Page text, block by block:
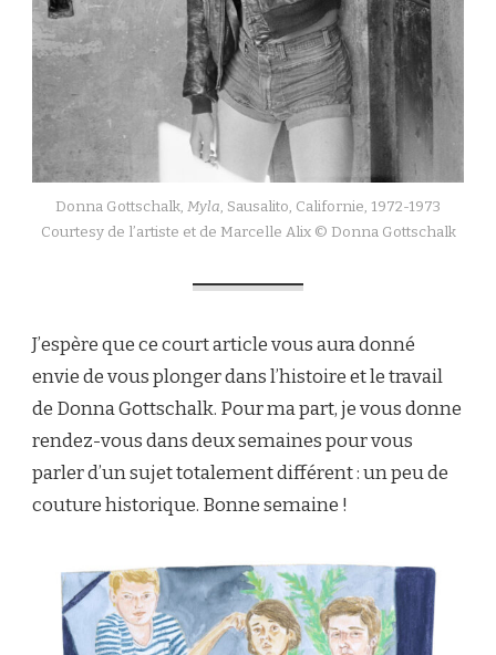
Donna Gottschalk, Myla, Sausalito, Californie, 1972-1973
Courtesy de l’artiste et de Marcelle Alix © Donna Gottschalk
J’espère que ce court article vous aura donné
envie de vous plonger dans l’histoire et le travail
de Donna Gottschalk. Pour ma part, je vous donne
rendez-vous dans deux semaines pour vous
parler d’un sujet totalement différent : un peu de
couture historique. Bonne semaine !